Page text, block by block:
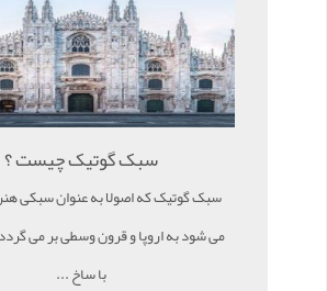
سبک گوتیک چیست ؟
سبک گوتیک که اصولا به عنوان سبکی
می شود به اروپا و قرون وسطی بر می
با ساخ ...